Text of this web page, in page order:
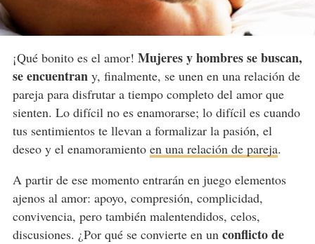
¡Qué bonito es el amor! Mujeres y hombres se buscan,
se encuentrany, finalmente, se unen en una relación de
pareja para disfrutar a tiempo completo del amor que
sienten. Lo difícil no es enamorarse; lo difícil es cuando
tus sentimientos te llevan a formalizar la pasión, el
deseo y el enamoramiento en una relación de pareja.
A partir de ese momento entrarán en juego elementos
ajenos al amor: apoyo, compresión, complicidad,
convivencia, pero también malentendidos, celos,
discusiones. ¿Por qué se convierte en un conflicto de